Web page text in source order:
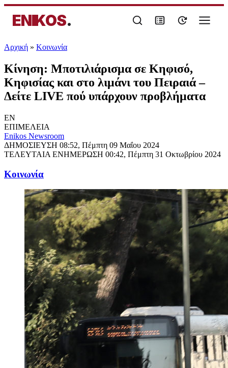
ENIKOS.
Αρχική » Κοινωνία
Κίνηση: Μποτιλιάρισμα σε Κηφισό,
Κηφισίας και στο λιμάνι του Πειραιά –
Δείτε LIVE πού υπάρχουν προβλήματα
EN
ΕΠΙΜΕΛΕΙΑ
Enikos Newsroom
ΔΗΜΟΣΙΕΥΣΗ 08:52, Πέμπτη 09 Μαΐου 2024
ΤΕΛΕΥΤΑΙΑ ΕΝΗΜΕΡΩΣΗ 00:42, Πέμπτη 31 Οκτωβρίου 2024
Κοινωνία